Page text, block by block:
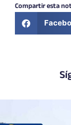
Compartir esta